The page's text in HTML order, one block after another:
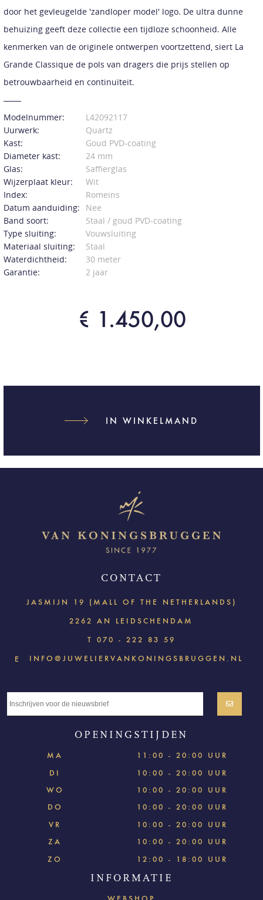
door het gevleugelde 'zandloper model' logo. De ultra dunne
behuizing geeft deze collectie een tijdloze schoonheid. Alle
kenmerken van de originele ontwerpen voortzettend, siert La
Grande Classique de pols van dragers die prijs stellen op
betrouwbaarheid en continuïteit.
Modelnummer:
L42092117
Uurwerk:
Quartz
Kast:
Goud PVD-coating
Diameter kast:
24 mm
Glas:
Saffierglas
Wijzerplaat kleur:
Wit
Index:
Romeins
Datum aanduiding:
Nee
Band soort:
Staal / goud PVD-coating
Type sluiting:
Vouwsluiting
Materiaal sluiting:
Staal
Waterdichtheid:
30 meter
Garantie:
2 jaar
€ 1.450,00
IN WINKELMAND
CONTACT
JASMIJN 19 (MALL OF THE NETHERLANDS)
2262 AN LEIDSCHENDAM
T 070 - 222 83 59
E INFO@JUWELIERVANKONINGSBRUGGEN.NL
OPENINGSTIJDEN
MA
11:00 - 20:00 UUR
DI
10:00 - 20:00 UUR
WO
10:00 - 20:00 UUR
DO
10:00 - 20:00 UUR
VR
10:00 - 20:00 UUR
ZA
10:00 - 20:00 UUR
ZO
12:00 - 18:00 UUR
INFORMATIE